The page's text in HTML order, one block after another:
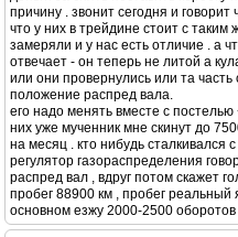
причину . звонит сегодня и
что у них в трейдине стоит с
замеряли и у нас есть отличие . а
отвечает - он теперь не литой а
или они провернулись или та часть
положение распред вала.
его надо менять вместе с постелью
них уже мученник мне скинут до
на месяц . кто нибудь сталкивался
регулятор газораспределения
распред вал , вдруг потом скажет
пробег 88900 км , пробег
основном езжу 2000-2500